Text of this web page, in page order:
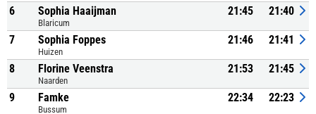
6 Sophia Haaijman
Blaricum
21:45 21:40
7 Sophia Foppes
Huizen
21:46 21:41
8 Florine Veenstra
Naarden
21:53 21:45
9 Famke
Bussum
22:34 22:23